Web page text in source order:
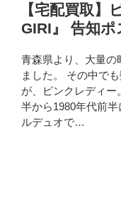
【宅配買取】
GIRI』 告知ポ
青森県より、大量の
ました。 その中で
が、ピンクレディー
半から1980年代前
ルデュオで…